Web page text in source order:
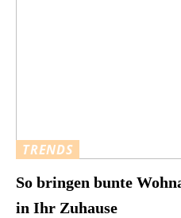
TRENDS
So bringen bunte
in Ihr Zuhause